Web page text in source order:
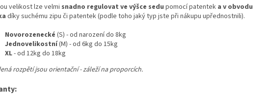
velikost lze velmi snadno regulovat ve výšce sedu pomocí patentek a v obvodu
díky suchému zipu či patentek (podle toho jaký typ jste při nákupu upřednostnili).
Novorozenecké (S) - od narození do 8kg
Jednovelikostní(M) - od 6kg do 15kg
XL- od 12kg do 18kg
rozpětí jsou orientační - záleží na proporcích.